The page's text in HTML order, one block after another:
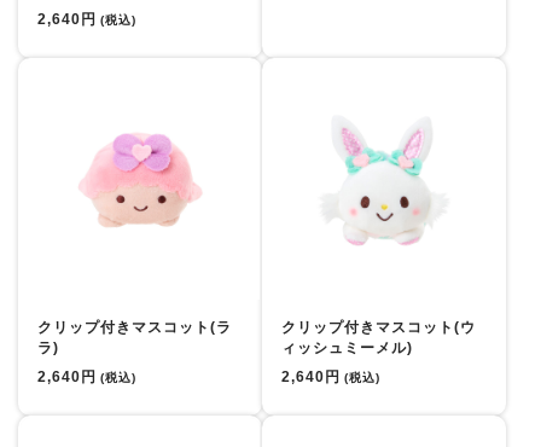
2,640円 (税込)
クリップ付きマスコット(ラ
ラ)
2,640円 (税込)
クリップ付きマスコット(ウ
ィッシュミーメル)
2,640円 (税込)